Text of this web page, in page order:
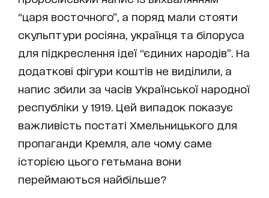
“царя восточного”, а поряд мали стояти
скульптури росіяна, українця та білоруса
для підкреслення ідеї “єдиних народів”. На
додаткові фігури коштів не виділили, а
напис збили за часів Української народної
республіки у 1919. Цей випадок показує
важливість постаті Хмельницького для
пропаганди Кремля, але чому саме
історією цього гетьмана вони
переймаються найбільше?